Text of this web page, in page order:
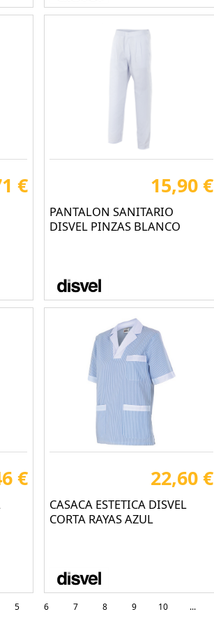
€ 15,90 €
PANTALON SANITARIO
DISVEL PINZAS BLANCO
€ 22,60 €
CASACA ESTETICA DISVEL
CORTA RAYAS AZUL
5 6 7 8 9 10 ...